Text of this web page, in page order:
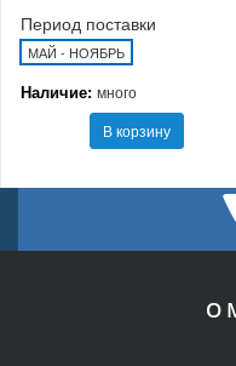
Период поставки
МАЙ - НОЯБРЬ
Наличие: много
В корзину
О